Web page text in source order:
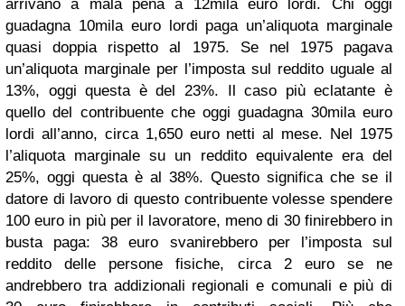
arrivano a mala pena a 12mila euro lordi. Chi oggi
guadagna 10mila euro lordi paga un’aliquota marginale
quasi doppia rispetto al 1975. Se nel 1975 pagava
un’aliquota marginale per l’imposta sul reddito uguale al
13%, oggi questa è del 23%. Il caso più eclatante è
quello del contribuente che oggi guadagna 30mila euro
lordi all’anno, circa 1,650 euro netti al mese. Nel 1975
l’aliquota marginale su un reddito equivalente era del
25%, oggi questa è al 38%. Questo significa che se il
datore di lavoro di questo contribuente volesse spendere
100 euro in più per il lavoratore, meno di 30 finirebbero in
busta paga: 38 euro svanirebbero per l’imposta sul
reddito delle persone fisiche, circa 2 euro se ne
andrebbero tra addizionali regionali e comunali e più di